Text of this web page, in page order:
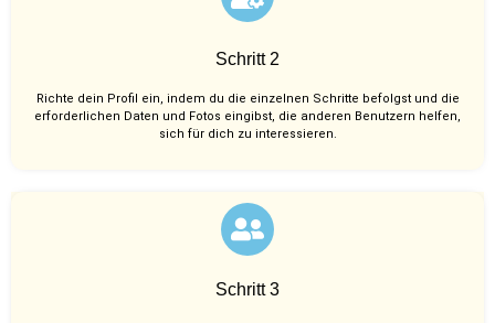
Schritt 2
Richte dein Profil ein, indem du die einzelnen Schritte befolgst und die
erforderlichen Daten und Fotos eingibst, die anderen Benutzern helfen,
sich für dich zu interessieren.
Schritt 3